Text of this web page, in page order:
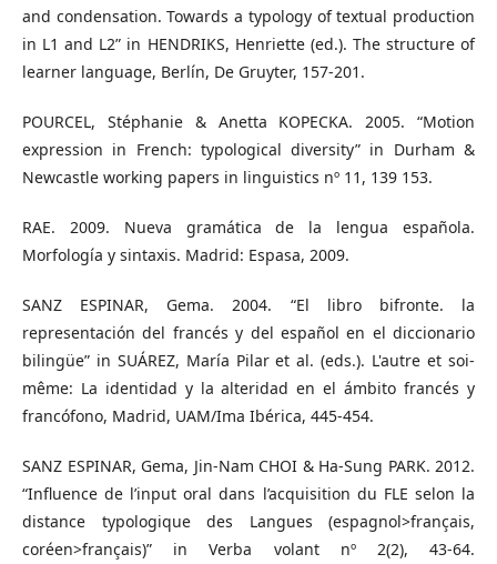
and condensation. Towards a typology of textual production
in L1 and L2” in HENDRIKS, Henriette (ed.). The structure of
learner language, Berlín, De Gruyter, 157-201.
POURCEL, Stéphanie & Anetta KOPECKA. 2005. “Motion
expression in French: typological diversity” in Durham &
Newcastle working papers in linguistics nº 11, 139 153.
RAE. 2009. Nueva gramática de la lengua española.
Morfología y sintaxis. Madrid: Espasa, 2009.
SANZ ESPINAR, Gema. 2004. “El libro bifronte. la
representación del francés y del español en el diccionario
bilingüe” in SUÁREZ, María Pilar et al. (eds.). L'autre et soi-
même: La identidad y la alteridad en el ámbito francés y
francófono, Madrid, UAM/Ima Ibérica, 445-454.
SANZ ESPINAR, Gema, Jin-Nam CHOI & Ha-Sung PARK. 2012.
“Influence de l’input oral dans l’acquisition du FLE selon la
distance typologique des Langues (espagnol>français,
coréen>français)” in Verba volant nº 2(2), 43-64.